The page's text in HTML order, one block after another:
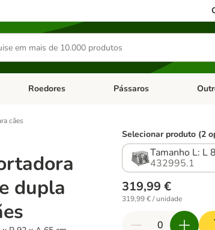
Dieta Vet.Abrir menu de categoria: Antiparasitários
Roedores Abrir menu de categoria:
Pássaros Abrir
cães
dupla
Selecionar produto (2
Tamanho L: L
432995.1
319,99 €
319,99 € / unidade